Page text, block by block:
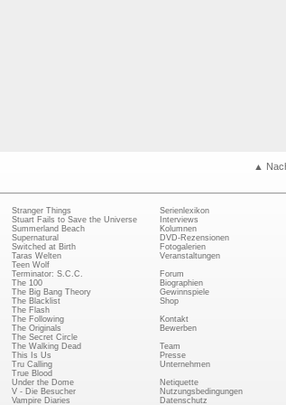
▲
Stranger Things
Stuart Fails to Save the Universe
Summerland Beach
Supernatural
Switched at Birth
Taras Welten
Teen Wolf
Terminator: S.C.C.
The 100
The Big Bang Theory
The Blacklist
The Flash
The Following
The Originals
The Secret Circle
The Walking Dead
This Is Us
Tru Calling
True Blood
Under the Dome
V - Die Besucher
Vampire Diaries
Serienlexikon
Interviews
Kolumnen
DVD-Rezensionen
Fotogalerien
Veranstaltungen
Forum
Biographien
Gewinnspiele
Shop
Kontakt
Bewerben
Team
Presse
Unternehmen
Netiquette
Nutzungsbedingungen
Datenschutz